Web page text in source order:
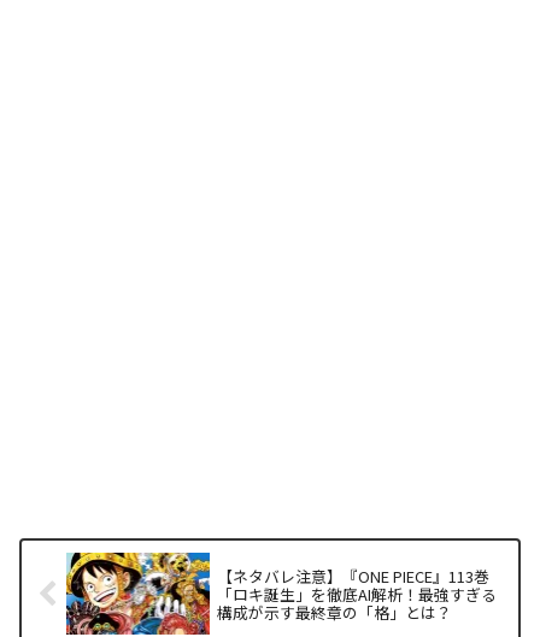
【ネタバレ注意】『ONE PIECE』113巻
「ロキ誕生」を徹底AI解析！最強すぎる
構成が示す最終章の「格」とは？